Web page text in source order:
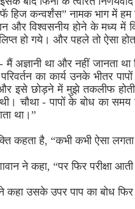
कन्वर्शंस” नामक भाग में हम
और विश्वसनीय होने के मध्य में
हो गये। और पहले तो ऐसा
मैं अज्ञानी था और नहीं जानता
परिवर्तन का कार्य उनके भीतर
इसे छोड़ने में मुझे तकलीफ होती
चौथा - पापों के बोध का समय
था।”
कहता है, “कभी कभी ऐसा
ने कहा, “पर फिर परीक्षा
कहा उसके उपर पाप का बोध